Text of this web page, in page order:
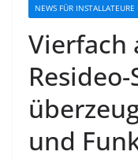
NEWS FÜR
Vierfach
und